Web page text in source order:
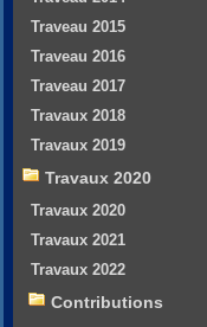
Traveau 2015
Traveau 2016
Traveau 2017
Travaux 2018
Travaux 2019
Travaux 2020
Travaux 2020
Travaux 2021
Travaux 2022
Contributions